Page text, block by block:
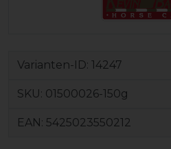
Varianten-ID: 14247
SKU: 01500026-150g
EAN: 5425023550212